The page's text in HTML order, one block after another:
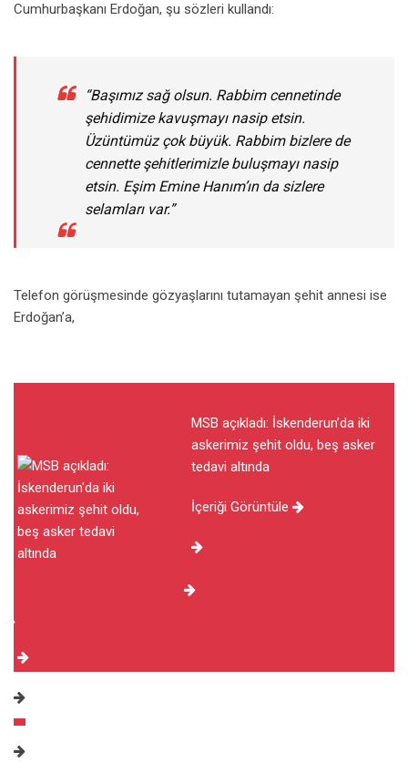
Cumhurbaşkanı Erdoğan, şu sözleri kullandı:
“Başımız sağ olsun. Rabbim cennetinde
şehidimize kavuşmayı nasip etsin.
Üzüntümüz çok büyük. Rabbim bizlere de
cennette şehitlerimizle buluşmayı nasip
etsin. Eşim Emine Hanım’ın da sizlere
selamları var.”
Telefon görüşmesinde gözyaşlarını tutamayan şehit annesi ise
Erdoğan’a,
MSB açıkladı: İskenderun’da iki
askerimiz şehit oldu, beş asker
tedavi altında
İçeriği Görüntüle